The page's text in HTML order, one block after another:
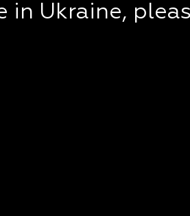
in Ukraine,